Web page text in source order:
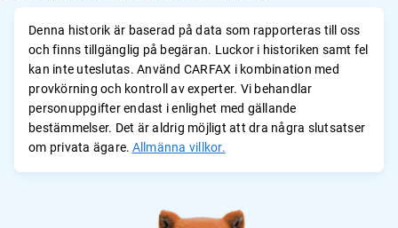
Denna historik är baserad på data som rapporteras till oss
och finns tillgänglig på begäran. Luckor i historiken samt fel
kan inte uteslutas. Använd CARFAX i kombination med
provkörning och kontroll av experter. Vi behandlar
personuppgifter endast i enlighet med gällande
bestämmelser. Det är aldrig möjligt att dra några slutsatser
om privata ägare. Allmänna villkor.